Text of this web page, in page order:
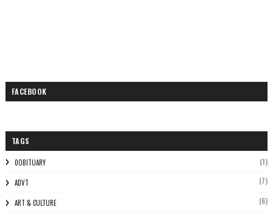
FACEBOOK
TAGS
0OBITUARY (1)
ADVT (7)
ART & CULTURE (6)